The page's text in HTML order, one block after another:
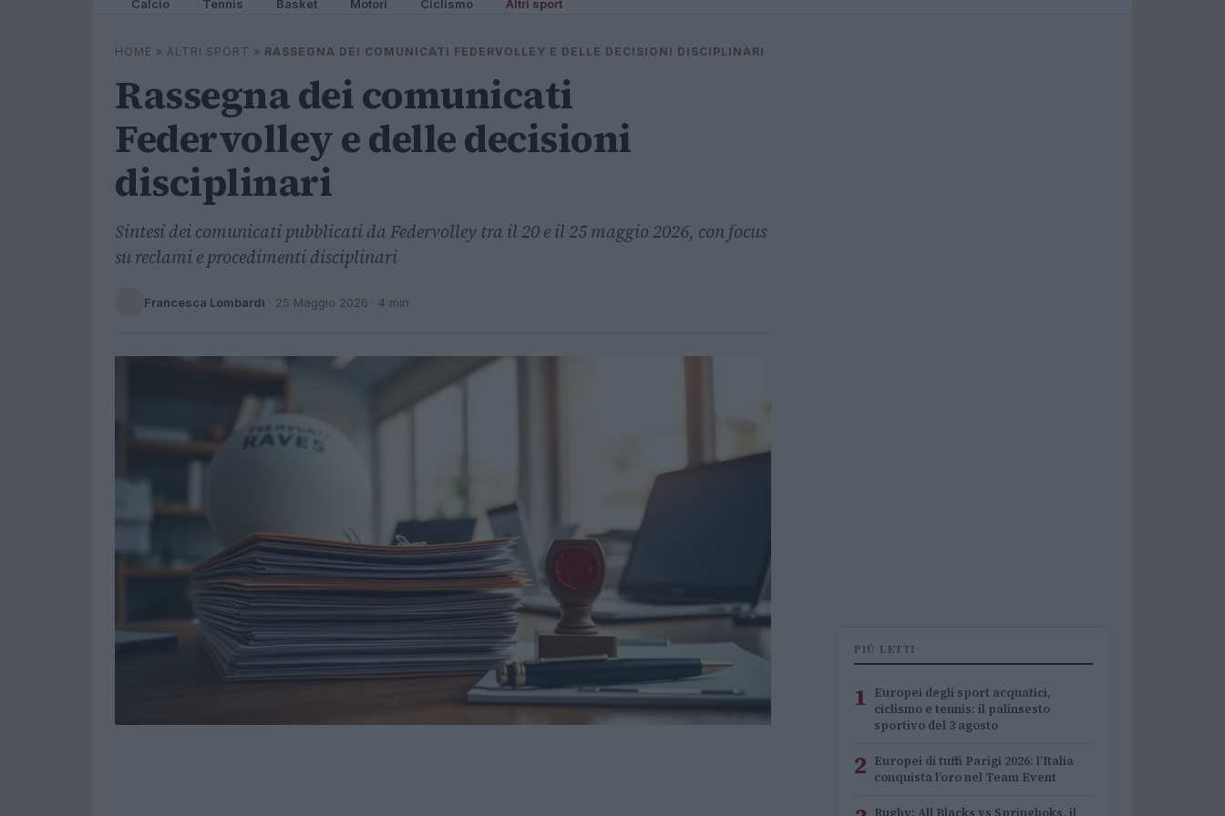
Calcio Tennis Basket Motori Ciclismo Altri sport
HOME » ALTRI SPORT » RASSEGNA DEI COMUNICATI FEDERVOLLEY E DELLE DECISIONI DISCIPLINARI
Rassegna dei comunicati
Federvolley e delle decisioni
disciplinari
Sintesi dei comunicati pubblicati da Federvolley tra il 20 e il 25 maggio 2026, con focus
su reclami e procedimenti disciplinari
Francesca Lombardi · 25 Maggio 2026 · 4 min
PIÙ LETTI
1 Europei degli sport acquatici,
ciclismo e tennis: il palinsesto
sportivo del 3 agosto
2 Europei di tuffi Parigi 2026: l’Italia
conquista l’oro nel Team Event
Rugby: All Blacks vs Springboks, il